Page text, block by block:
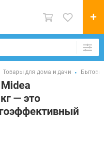
Товары для дома и дачи
— это